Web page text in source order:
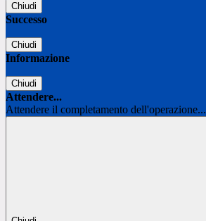
Chiudi
Successo
Chiudi
Informazione
Chiudi
Attendere...
Attendere il completamento dell'operazione...